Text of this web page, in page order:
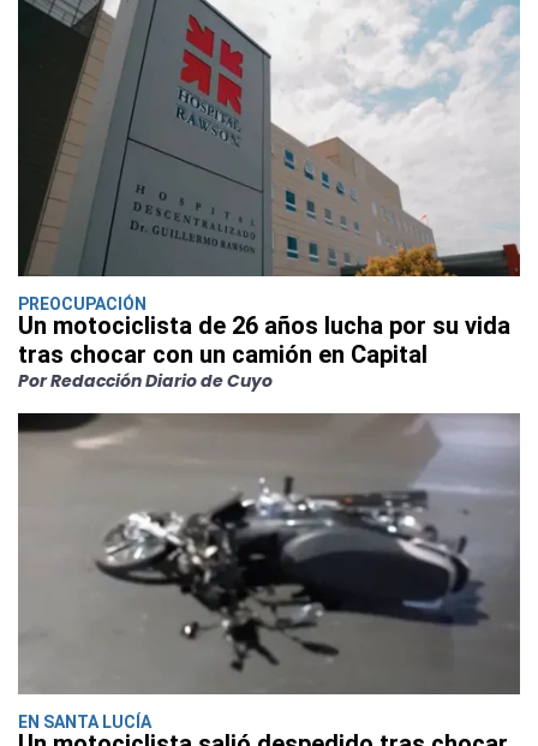
PREOCUPACIÓN
Un motociclista de 26 años lucha por su vida
tras chocar con un camión en Capital
Por Redacción Diario de Cuyo
EN SANTA LUCÍA